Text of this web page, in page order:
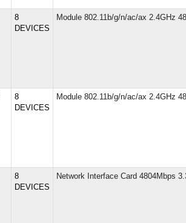
8
DEVICES
Module 802.11b/g/n/ac/ax 2.4GHz
8
DEVICES
Module 802.11b/g/n/ac/ax 2.4GHz
8
DEVICES
Network Interface Card 4804Mbps